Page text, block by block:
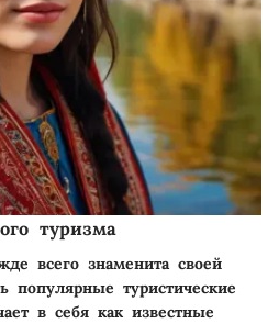
туризма
всего знаменита своей
популярные туристические
в себя как известные